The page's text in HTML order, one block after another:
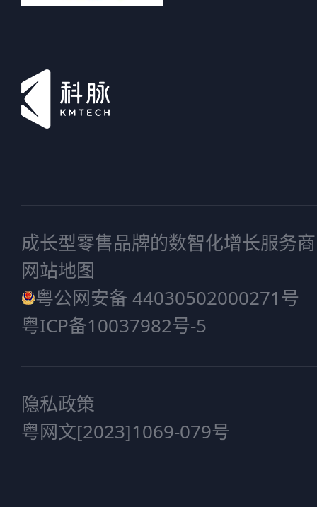
成长型零售品牌的数智化增长服务商
网站地图
粤公网安备 44030502000271号
粤ICP备10037982号-5
隐私政策
粤网文[2023]1069-079号